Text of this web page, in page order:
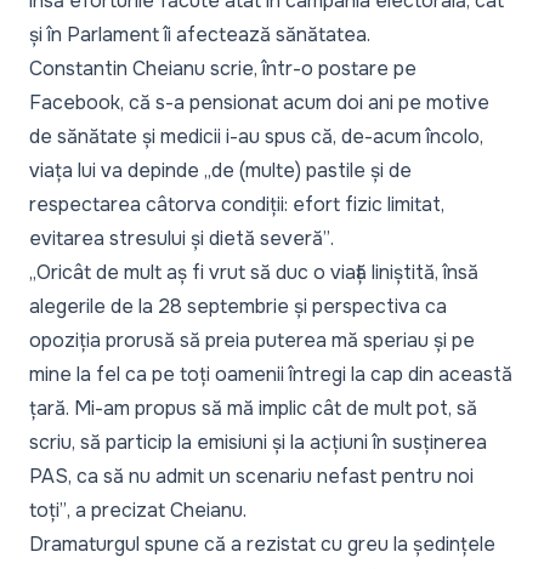
și în Parlament îi afectează sănătatea.
Constantin Cheianu scrie, într-o postare pe
Facebook, că s-a pensionat acum doi ani pe motive
de sănătate și medicii i-au spus că, de-acum încolo,
viața lui va depinde „de (multe) pastile și de
respectarea câtorva condiții: efort fizic limitat,
evitarea stresului și dietă severă”.
„Oricât de mult aș fi vrut să duc o viață liniștită, însă
alegerile de la 28 septembrie și perspectiva ca
opoziția prorusă să preia puterea mă speriau și pe
mine la fel ca pe toți oamenii întregi la cap din această
țară. Mi-am propus să mă implic cât de mult pot, să
scriu, să particip la emisiuni și la acțiuni în susținerea
PAS, ca să nu admit un scenariu nefast pentru noi
toți”, a precizat Cheianu.
Dramaturgul spune că a rezistat cu greu la ședințele